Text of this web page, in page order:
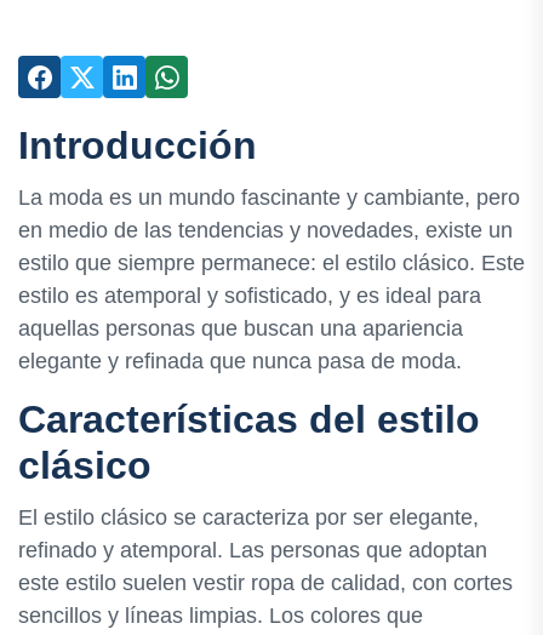
Introducción
La moda es un mundo fascinante y cambiante, pero
en medio de las tendencias y novedades, existe un
estilo que siempre permanece: el estilo clásico. Este
estilo es atemporal y sofisticado, y es ideal para
aquellas personas que buscan una apariencia
elegante y refinada que nunca pasa de moda.
Características del estilo
clásico
El estilo clásico se caracteriza por ser elegante,
refinado y atemporal. Las personas que adoptan
este estilo suelen vestir ropa de calidad, con cortes
sencillos y líneas limpias. Los colores que